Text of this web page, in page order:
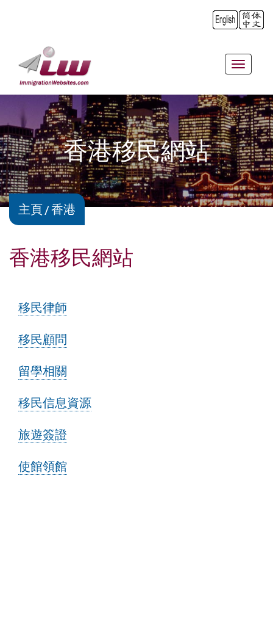
Toggle
香港移民網站
主頁 香港
香港移民網站
移民律師
移民顧問
留學相關
移民信息資源
旅遊簽證
使館領館